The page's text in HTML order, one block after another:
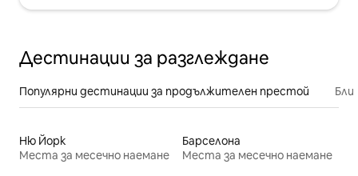
Дестинации за разглеждане
Популярни дестинации за продължителен престой
Ню Йорк
Места за месечно наемане
Барселона
Места за месечно наемане